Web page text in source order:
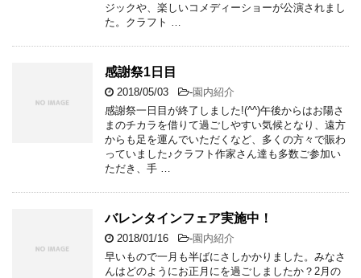
ジックや、楽しいコメディーショーが公演されまし
た。クラフト …
感謝祭1日目
2018/05/03 -園内紹介
感謝祭一日目が終了しました!(^^)午後からはお陽さ
まのチカラを借りて過ごしやすい気候となり、遠方
からも足を運んでいただくなど、多くの方々で賑わ
っていました♪クラフト作家さん達も多数ご参加い
ただき、手 …
バレンタインフェア実施中！
2018/01/16 -園内紹介
早いもので一月も半ばにさしかかりました。みなさ
んはどのようにお正月にを過ごしましたか？2月の